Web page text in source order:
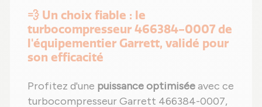
💨 Un choix fiable : le
turbocompresseur 466384-0007 de
l'équipementier Garrett, validé pour
son efficacité
Profitez d'une puissance optimiséeavec ce
turbocompresseur Garrett 466384-0007,